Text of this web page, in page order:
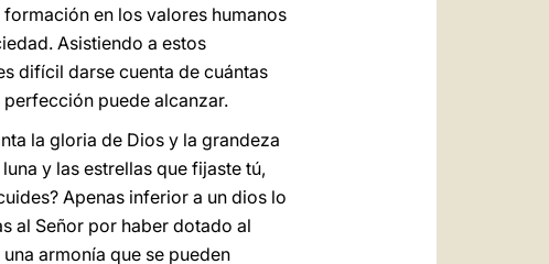
en los valores humanos
Asistiendo a estos
difícil darse cuenta de cuántas
puede alcanzar.
la gloria de Dios y la grandeza
y las estrellas que fijaste tú,
Apenas inferior a un dios lo
al Señor por haber dotado al
armonía que se pueden